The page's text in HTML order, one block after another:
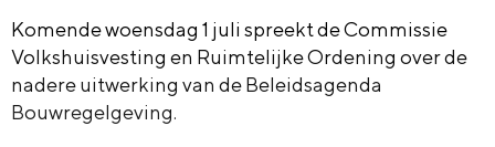
Komende woensdag 1 juli spreekt de Commissie
Volkshuisvesting en Ruimtelijke Ordening over de
nadere uitwerking van de Beleidsagenda
Bouwregelgeving.